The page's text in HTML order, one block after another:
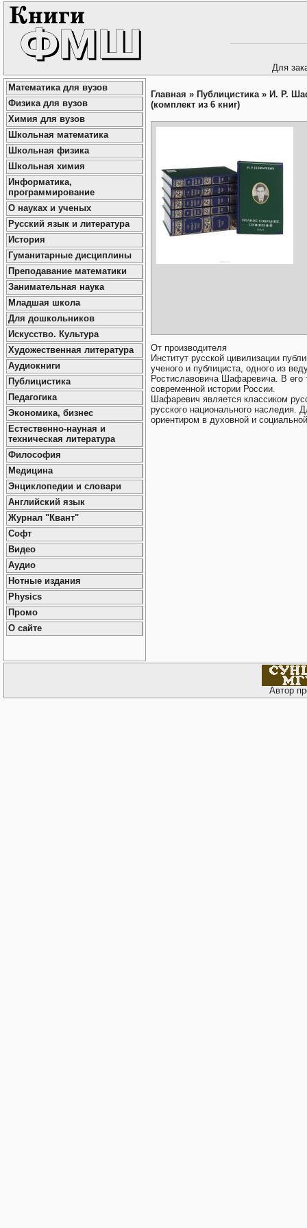
Для
Математика для вузов
Физика для вузов
Химия для вузов
Школьная математика
Школьная физика
Школьная химия
Информатика,
программирование
О науках и ученых
Русский язык и литература
История
Гуманитарные дисциплины
Преподавание математики
Занимательная наука
Младшая школа
Для дошкольников
Искусство. Культура
Художественная литература
Аудиокниги
Публицистика
Педагогика
Экономика, бизнес
Естественно-науная и
техническая литература
Философия
Медицина
Энциклопедии и словари
Английский язык
Журнал "Квант"
Софт
Видео
Аудио
Нотные издания
Physics
Промо
О сайте
Главная » Публицистика » И. Р.
(комплект из 6 книг)
От производителя
Институт русской цивилизации
ученого и публициста, одного из
Ростиславовича Шафаревича. В его
современной истории России.
Шафаревич является классиком
русского национального наследия.
ориентиром в духовной и
Автор